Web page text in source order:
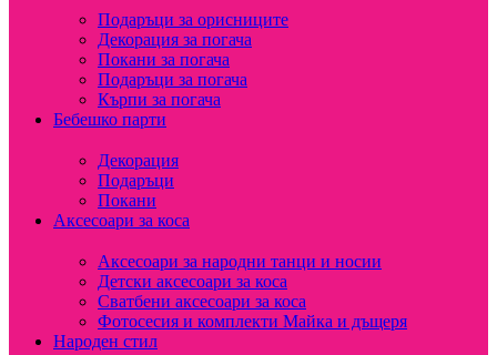
Подаръци за орисниците
Декорация за погача
Покани за погача
Подаръци за погача
Кърпи за погача
Бебешко парти
Декорация
Подаръци
Покани
Аксесоари за коса
Аксесоари за народни танци и носии
Детски аксесоари за коса
Сватбени аксесоари за коса
Фотосесия и комплекти Майка и дъщеря
Народен стил